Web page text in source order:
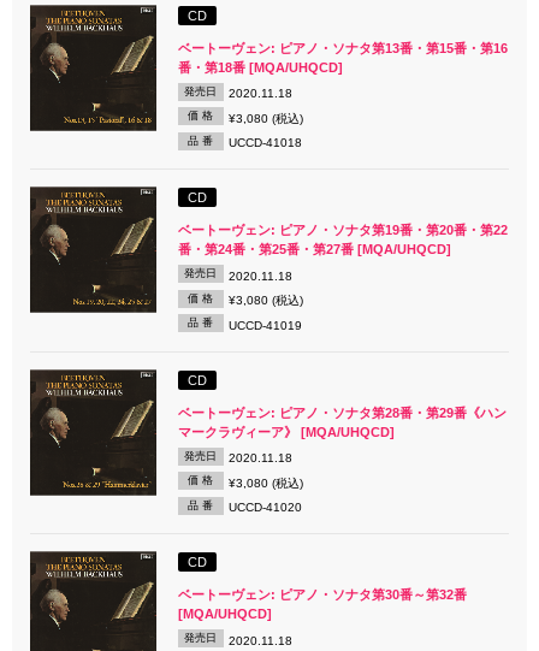
CD
ベートーヴェン: ピアノ・ソナタ第13番・第15番・第16
番・第18番 [MQA/UHQCD]
発売日 2020.11.18
価 格 ¥3,080 (税込)
品 番 UCCD-41018
CD
ベートーヴェン: ピアノ・ソナタ第19番・第20番・第22
番・第24番・第25番・第27番 [MQA/UHQCD]
発売日 2020.11.18
価 格 ¥3,080 (税込)
品 番 UCCD-41019
CD
ベートーヴェン: ピアノ・ソナタ第28番・第29番《ハン
マークラヴィーア》 [MQA/UHQCD]
発売日 2020.11.18
価 格 ¥3,080 (税込)
品 番 UCCD-41020
CD
ベートーヴェン: ピアノ・ソナタ第30番～第32番
[MQA/UHQCD]
発売日 2020.11.18